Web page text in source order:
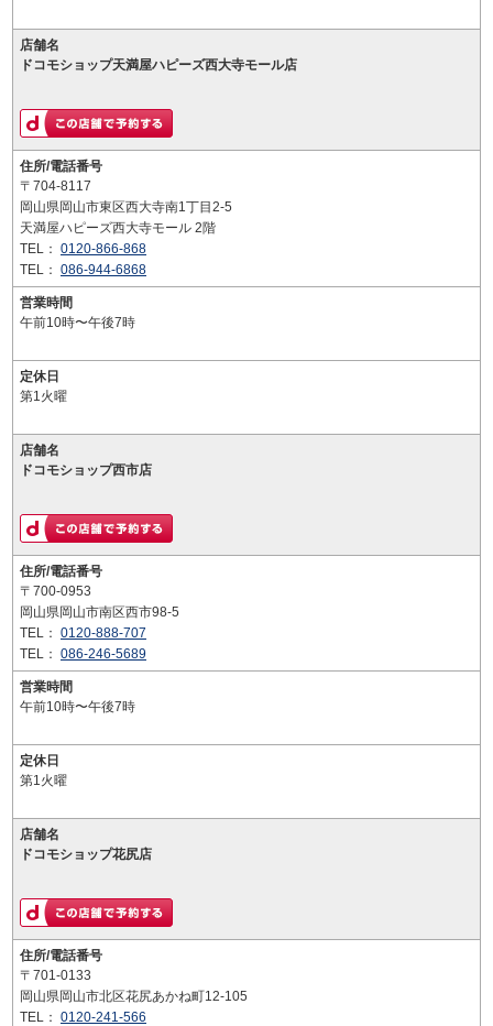
店舗名
ドコモショップ天満屋ハピーズ西大寺モール店
住所/電話番号
〒704-8117
岡山県岡山市東区西大寺南1丁目2-5
天満屋ハピーズ西大寺モール 2階
TEL： 0120-866-868
TEL： 086-944-6868
営業時間
午前10時〜午後7時
定休日
第1火曜
店舗名
ドコモショップ西市店
住所/電話番号
〒700-0953
岡山県岡山市南区西市98-5
TEL： 0120-888-707
TEL： 086-246-5689
営業時間
午前10時〜午後7時
定休日
第1火曜
店舗名
ドコモショップ花尻店
住所/電話番号
〒701-0133
岡山県岡山市北区花尻あかね町12-105
TEL： 0120-241-566